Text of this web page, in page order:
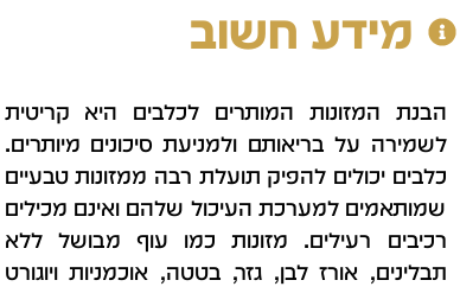
מידע חשוב
הבנת המזונות המותרים לכלבים היא קריטית
לשמירה על בריאותם ולמניעת סיכונים מיותרים.
כלבים יכולים להפיק תועלת רבה ממזונות טבעיים
שמותאמים למערכת העיכול שלהם ואינם מכילים
רכיבים רעילים. מזונות כמו עוף מבושל ללא
תבלינים, אורז לבן, גזר, בטטה, אוכמניות ויוגורט